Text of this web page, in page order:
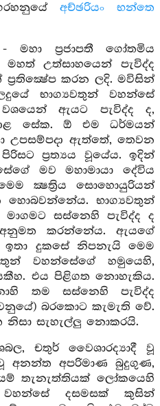
අච්ඡරියං භන්තෙ
ප්‍රජාපතී ගෝතමිය
උත්සාහයෙන් පැවිද්ද
කරන ලදි. මවිසින්
භාග්‍යවතුන් වහන්සේ
ඇයට පැවිද්ද ද,
සේක. ඕ එම ධර්මයන්
උපසම්පදා ඇත්තේ, තෙවන
ප්‍රත්‍යය වූයේය. ඉදින්
මව මහාමායා දේවිය
ක්‍ෂත්‍රිය සොහොයුරියන්
හොබවන්නේය. භාග්‍යවතුන්
සස්නෙහි පැවිද්ද ද
අනුමත කරන්නේය. ඇයගේ
ඉතා දුකසේ නිපනැයි මෙම
වහන්සේගේ හමුයෙහි,
එය පිළිගත නොහැකිය.
තම සස්නෙහි පැවිද්ද
බරකොට කැමැති වේ.
නිසා සැහැල්ලු නොකරයි.
චතුර් වෛශාරද්‍යාදී වූ
අනන්ත අපරිමාණ බුදුගුණ,
තැනැත්තියක් ලෝකයෙහි
වහන්සේ දසමසක් කුසින්